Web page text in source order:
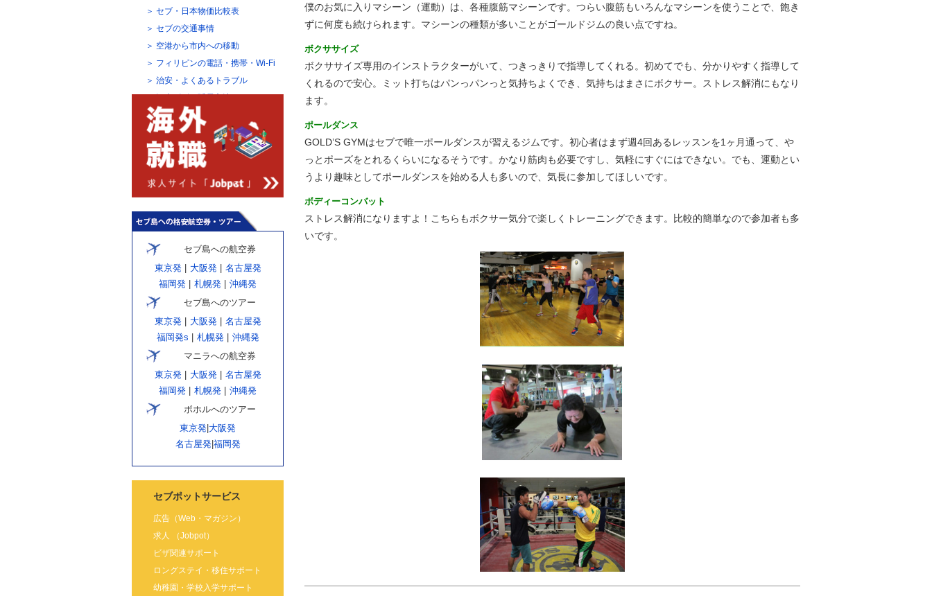
僕のお気に入りマシーン（運動）は、各種腹筋マシーンです。つらい腹筋もいろんなマシーンを使うことで、飽き
ずに何度も続けられます。マシーンの種類が多いことがゴールドジムの良い点ですね。
ボクササイズ
ボクササイズ専用のインストラクターがいて、つきっきりで指導してくれる。初めてでも、分かりやすく指導して
くれるので安心。ミット打ちはパンっパンっと気持ちよくでき、気持ちはまさにボクサー。ストレス解消にもなり
ます。
ポールダンス
GOLD’S GYMはセブで唯一ポールダンスが習えるジムです。初心者はまず週4回あるレッスンを1ヶ月通って、や
っとポーズをとれるくらいになるそうです。かなり筋肉も必要ですし、気軽にすぐにはできない。でも、運動とい
うより趣味としてポールダンスを始める人も多いので、気長に参加してほしいです。
ボディーコンバット
ストレス解消になりますよ！こちらもボクサー気分で楽しくトレーニングできます。比較的簡単なので参加者も多
いです。
セブ・日本物価比較表
セブの交通事情
空港から市内への移動
フィリピンの電話・携帯・Wi-Fi
治安・よくあるトラブル
観光ビザの延長方法
セブ島への航空券
東京発| 大阪発| 名古屋発
福岡発
札幌発
沖縄発
セブ島へのツアー
東京発| 大阪発| 名古屋発
福岡発s
札幌発| 沖縄発
マニラへの航空券
東京発| 大阪発| 名古屋発
福岡発
札幌発
沖縄発
ボホルへのツアー
東京発 大阪発
名古屋発| 福岡発
セブポットサービス
広告（Web・マガジン）
求人 （Jobpot）
ビザ関連サポート
ロングステイ・移住サポート
幼稚園・学校入学サポート